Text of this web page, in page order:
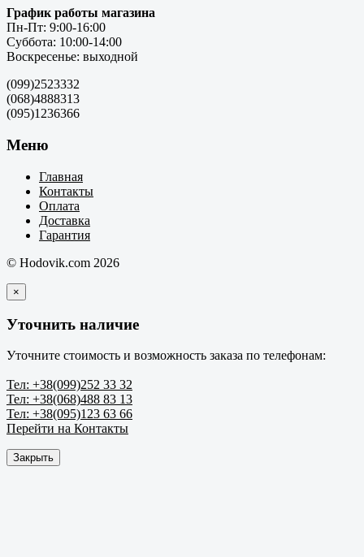
График работы магазина
Пн-Пт: 9:00-16:00
Суббота: 10:00-14:00
Воскресенье: выходной
(099)2523332
(068)4888313
(095)1236366
Меню
Главная
Контакты
Оплата
Доставка
Гарантия
© Hodovik.com 2026
×
Уточнить наличие
Уточните стоимость и возможность заказа по телефонам:
Тел: +38(099)252 33 32
Тел: +38(068)488 83 13
Тел: +38(095)123 63 66
Перейти на Контакты
Закрыть